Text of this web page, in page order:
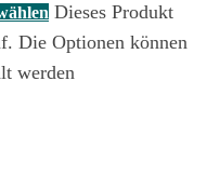
Dieses Produkt
Die Optionen können
werden